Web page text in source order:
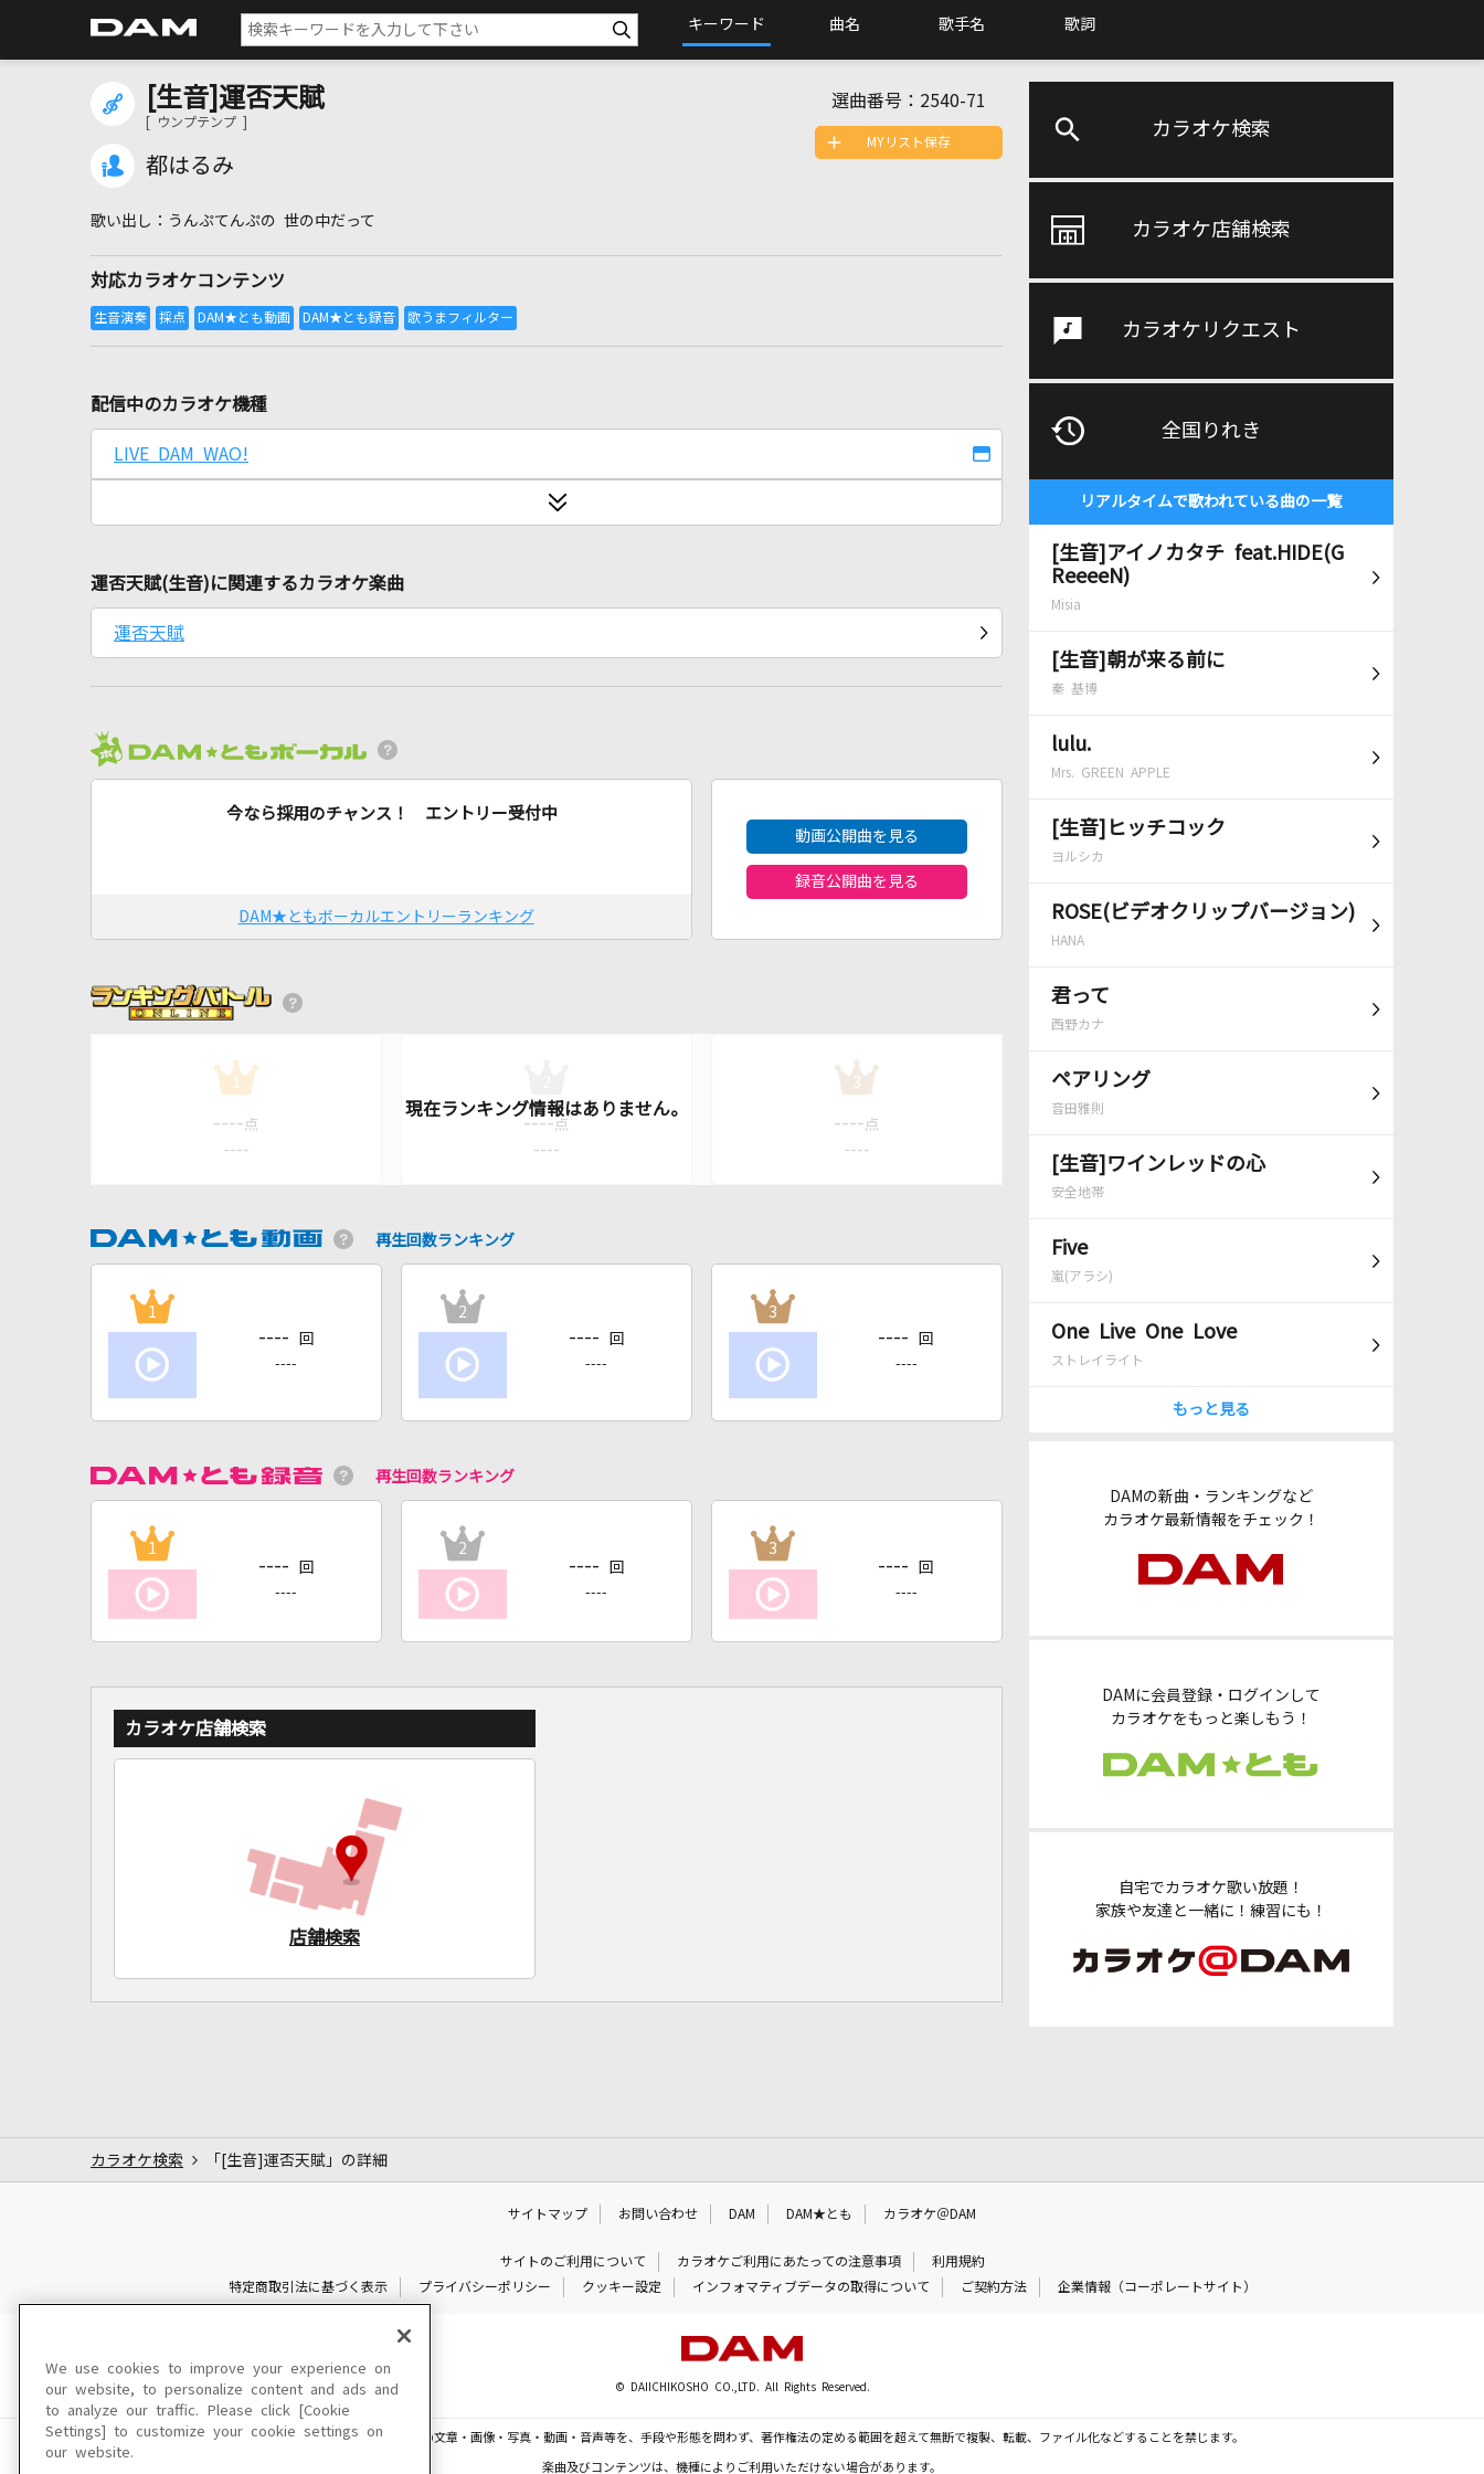
キーワード 曲名 歌手名 歌詞
カラオケ検索
カラオケ店舗検索
カラオケリクエスト
全国りれき
リアルタイムで歌われている曲の一覧
[生音]アイノカタチ feat.HIDE(G
ReeeeN)
Misia
[生音]朝が来る前に
秦 基博
lulu.
Mrs. GREEN APPLE
[生音]ヒッチコック
ヨルシカ
ROSE(ビデオクリップバージョン)
HANA
君って
西野カナ
ペアリング
音田雅則
[生音]ワインレッドの心
安全地帯
Five
嵐(アラシ)
One Live One Love
ストレイライト
もっと見る
DAMの新曲・ランキングなど
カラオケ最新情報をチェック！
DAMに会員登録・ログインして
カラオケをもっと楽しもう！
自宅でカラオケ歌い放題！
家族や友達と一緒に！練習にも！
[生音]運否天賦
[ ウンプテンプ ]
都はるみ
選曲番号： 2540-71
うんぷてんぷの 世の中だって
対応カラオケコンテンツ
MYリスト保存
配信中のカラオケ機種
LIVE DAM WAO!
運否天賦(生音)に関連するカラオケ楽曲
運否天賦
今なら採用のチャンス！ エントリー受付中
DAM★ともボーカルエントリーランキング
動画公開曲を見る
録音公開曲を見る
1
---- 点
----
---- 点
----
3
---- 点
----
再生回数ランキング
1
---- 回
----
2
---- 回
----
3
---- 回
----
再生回数ランキング
1
---- 回
----
2
---- 回
----
3
---- 回
----
カラオケ店舗検索
店舗検索
カラオケ検索 「[生音]運否天賦」の詳細
サイトマップ お問い合わせ DAM DAM★とも カラオケ＠DAM
サイトのご利用について カラオケご利用にあたっての注意事項
利用規約
特定商取引法に基づく表示
プライバシーポリシー クッキー設定 インフォマティブデータの取得について ご契約方法 企業情報（コーポレートサイト）
© DAIICHIKOSHO CO.,LTD. All Rights Reserved.
このサイトに掲載されている一切の文章・画像・写真・動画・音声等を、手段や形態を問わず、著作権法の定める範囲を超えて無断で複製、転載、ファイル化などすることを禁じます。
楽曲及びコンテンツは、機種によりご利用いただけない場合があります。
We use cookies to improve your experience on
our website, to personalize content and ads and
to analyze our traffic. Please click [Cookie
Settings] to customize your cookie settings on
our website.